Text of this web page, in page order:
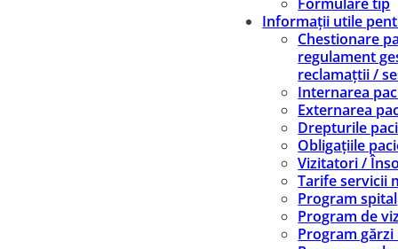
Informații utile
Chestionare
regulament
reclamațtii /
Internarea
Externarea
Drepturile
Obligațiile
Vizitatori /
Tarife servicii
Program spital
Program de
Program gărzi